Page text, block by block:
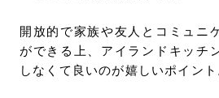
開放的で家族や友人とコミュニ
ができる上、アイランドキッチ
しなくて良いのが嬉しいポイント